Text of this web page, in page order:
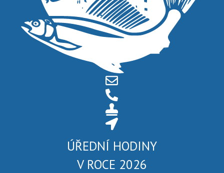
ÚŘEDNÍ HODINY
V ROCE 2026